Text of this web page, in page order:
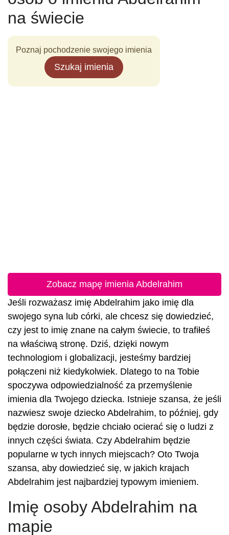
na świecie
Poznaj pochodzenie swojego imienia
Szukaj imienia
Zobacz mapę imienia Abdelrahim
Jeśli rozważasz imię Abdelrahim jako imię dla
swojego syna lub córki, ale chcesz się dowiedzieć,
czy jest to imię znane na całym świecie, to trafiłeś
na właściwą stronę. Dziś, dzięki nowym
technologiom i globalizacji, jesteśmy bardziej
połączeni niż kiedykolwiek. Dlatego to na Tobie
spoczywa odpowiedzialność za przemyślenie
imienia dla Twojego dziecka. Istnieje szansa, że jeśli
nazwiesz swoje dziecko Abdelrahim, to później, gdy
będzie dorosłe, będzie chciało ocierać się o ludzi z
innych części świata. Czy Abdelrahim będzie
popularne w tych innych miejscach? Oto Twoja
szansa, aby dowiedzieć się, w jakich krajach
Abdelrahim jest najbardziej typowym imieniem.
Imię osoby Abdelrahim na
mapie